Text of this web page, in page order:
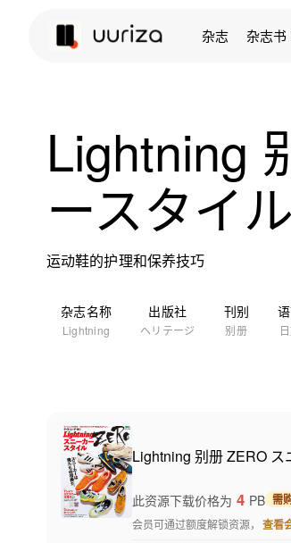
杂志 杂志
Lightning
ースタイ
运动鞋的护理和保养技巧
杂志名称
Lightning
出版社
ヘリテージ
刊别
别册
Lightning 别册 ZERO
此资源下载价格为 4 PB 需
会员可通过额度解锁资源， 查看